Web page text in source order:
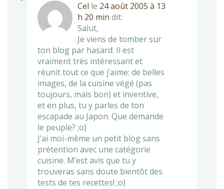
Cel le 24 août 2005 à 13
h 20 min dit:
Salut,
Je viens de tomber sur
ton blog par hasard. Il est
vraiment très intéressant et
réunit tout ce que j’aime: de belles
images, de la cuisine végé (pas
toujours, mais bon) et inventive,
et en plus, tu y parles de ton
escapade au Japon. Que demande
le peuple? ;o)
J’ai moi-même un petit blog sans
prétention avec une catégorie
cuisine. M’est avis que tu y
trouveras sans doute bientôt des
tests de tes recettes! ;o)